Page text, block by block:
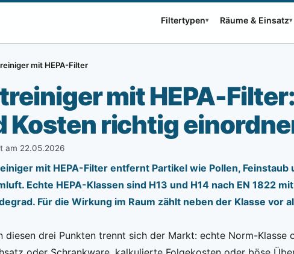
Filtertypen▾ Räume & Einsatz▾
mit HEPA-Filter
mit HEPA-
Kosten richtig
am 22.05.2026
mit HEPA-Filter entfernt Partikel wie Pollen,
Echte HEPA-Klassen sind H13 und H14 nach EN 1822
Für die Wirkung im Raum zählt neben der Klasse vor
diesen drei Punkten trennt sich der Markt: echte Norm-